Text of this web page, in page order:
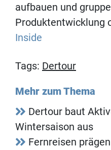
aufbauen und
Produktentwicklung
Inside
Tags: Dertour
Mehr zum Thema
Dertour baut
Wintersaison aus
Fernreisen